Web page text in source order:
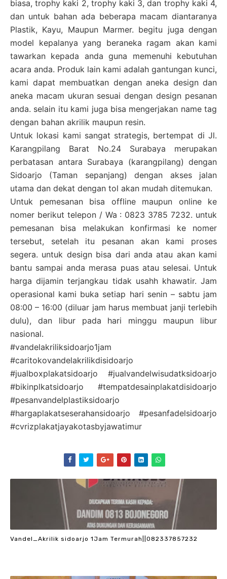
biasa, trophy kaki 2, trophy kaki 3, dan trophy kaki 4,
dan untuk bahan ada beberapa macam diantaranya
Plastik, Kayu, Maupun Marmer. begitu juga dengan
model kepalanya yang beraneka ragam akan kami
tawarkan kepada anda guna memenuhi kebutuhan
acara anda. Produk lain kami adalah gantungan kunci,
kami dapat membuatkan dengan aneka design dan
aneka macam ukuran sesuai dengan design pesanan
anda. selain itu kami juga bisa mengerjakan name tag
dengan bahan akrilik maupun resin.
Untuk lokasi kami sangat strategis, bertempat di Jl.
Karangpilang Barat No.24 Surabaya merupakan
perbatasan antara Surabaya (karangpilang) dengan
Sidoarjo (Taman sepanjang) dengan akses jalan
utama dan dekat dengan tol akan mudah ditemukan.
Untuk pemesanan bisa offline maupun online ke
nomer berikut telepon / Wa : 0823 3785 7232. untuk
pemesanan bisa melakukan konfirmasi ke nomer
tersebut, setelah itu pesanan akan kami proses
segera. untuk design bisa dari anda atau akan kami
bantu sampai anda merasa puas atau selesai. Untuk
harga dijamin terjangkau tidak usahh khawatir. Jam
operasional kami buka setiap hari senin – sabtu jam
08:00 – 16:00 (diluar jam harus membuat janji terlebih
dulu), dan libur pada hari minggu maupun libur
nasional.
#vandelakriliksidoarjo1jam
#caritokovandelakrilikdisidoarjo
#jualboxplakatsidoarjo #jualvandelwisudatksidoarjo
#bikinplkatsidoarjo #tempatdesainplakatdisidoarjo
#pesanvandelplastiksidoarjo
#hargaplakatseserahansidoarjo #pesanfadelsidoarjo
#cvrizplakatjayakotasbyjawatimur
Vandel_Akrilik sidoarjo 1Jam Termurah||082337857232